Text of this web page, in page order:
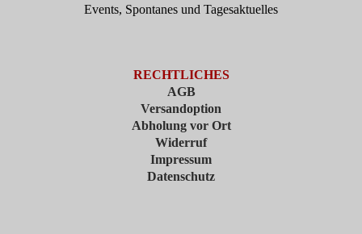
Events, Spontanes und Tagesaktuelles
RECHTLICHES
AGB
Versandoption
Abholung vor Ort
Widerruf
Impressum
Datenschutz